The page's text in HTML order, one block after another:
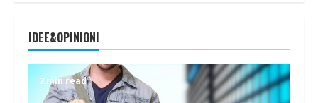
IDEE&OPINIONI
2 min read